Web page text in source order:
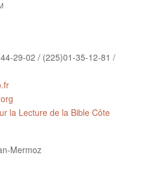
29-02 / (225)01-35-12-81 /
la Lecture de la Bible Côte
Mermoz